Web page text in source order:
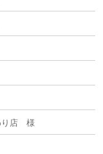
り店 様